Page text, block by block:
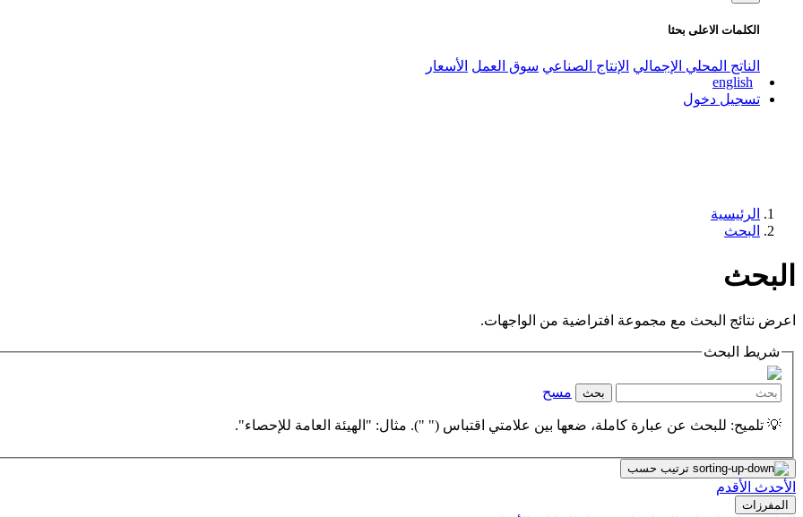
الكلمات الاعلى بحثا
الناتج المحلي الإجمالي الإنتاج الصناعي سوق العمل الأسعار
english
تسجيل دخول
الرئيسية
البحث
البحث
اعرض نتائج البحث مع مجموعة افتراضية من الواجهات.
شريط البحث
بحث مسح
💡 تلميح: للبحث عن عبارة كاملة، ضعها بين علامتي اقتباس (" "). مثال: "الهيئة العامة للإحصاء".
ترتيب حسب
الأحدث الأقدم
المفرزات